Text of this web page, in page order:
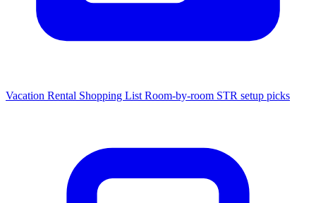
Vacation Rental Shopping List Room-by-room STR setup picks